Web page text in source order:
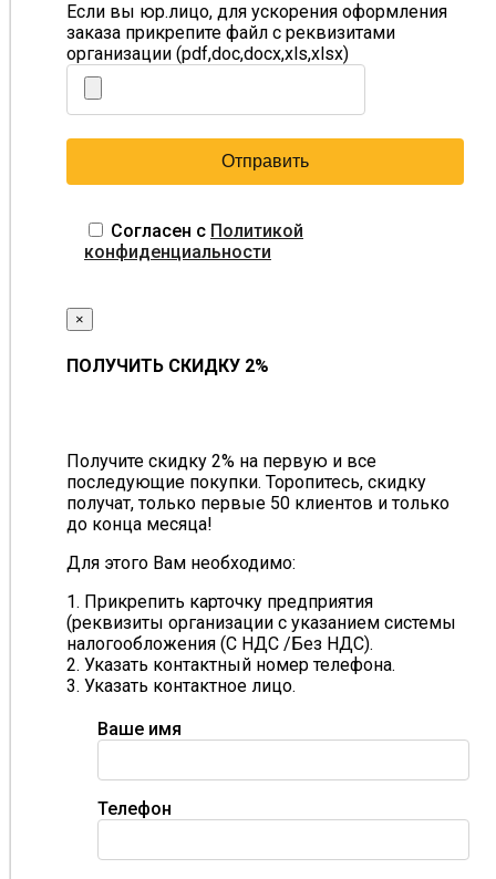
Если вы юр.лицо, для ускорения оформления
заказа прикрепите файл с реквизитами
организации (pdf,doc,docx,xls,xlsx)
Согласен с Политикой
конфиденциальности
×
ПОЛУЧИТЬ СКИДКУ 2%
Получите скидку 2% на первую и все
последующие покупки. Торопитесь, скидку
получат, только первые 50 клиентов и только
до конца месяца!
Для этого Вам необходимо:
1. Прикрепить карточку предприятия
(реквизиты организации с указанием системы
налогообложения (С НДС /Без НДС).
2. Указать контактный номер телефона.
3. Указать контактное лицо.
Ваше имя
Телефон